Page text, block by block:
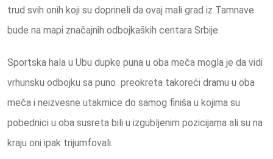
trud svih onih koji su doprineli da ovaj mali grad iz Tamnave
bude na mapi značajnih odbojkaških centara Srbije.
Sportska hala u Ubu dupke puna u oba meča mogla je da vidi
vrhunsku odbojku sa puno preokreta takoreći dramu u oba
meča i neizvesne utakmice do samog finiša u kojima su
pobednici u oba susreta bili u izgubljenim pozicijama ali su na
kraju oni ipak trijumfovali.